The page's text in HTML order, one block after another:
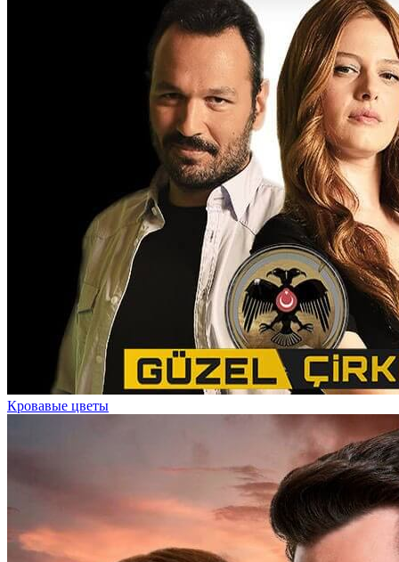
Кровавые цветы